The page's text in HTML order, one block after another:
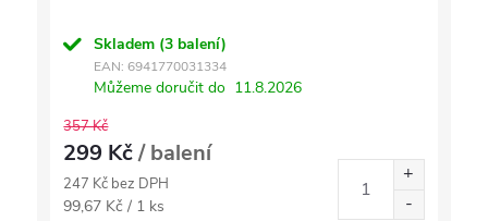
Skladem (3 balení)
EAN: 6941770031334
Můžeme doručit do 11.8.2026
357 Kč
299 Kč/ balení
247 Kč bez DPH
Měrná
99,67 Kč / 1 ks